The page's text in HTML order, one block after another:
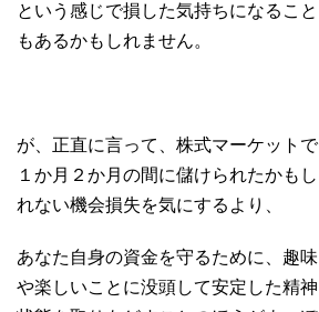
という感じで損した気持ちになること
もあるかもしれません。
が、正直に言って、株式マーケットで
１か月２か月の間に儲けられたかもし
れない機会損失を気にするより、
あなた自身の資金を守るために、趣味
や楽しいことに没頭して安定した精神